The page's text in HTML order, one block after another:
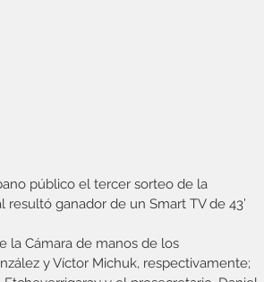
público el tercer sorteo de la
resultó ganador de un Smart TV de 43’
la Cámara de manos de los
y Víctor Michuk, respectivamente;